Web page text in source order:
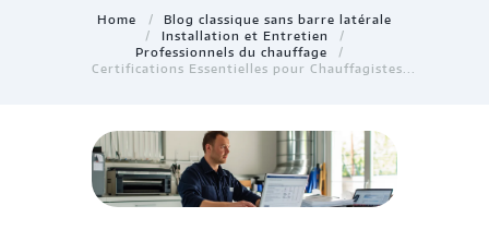
Home
Blog classique sans barre latérale
Installation et Entretien
Professionnels du chauffage
Certifications Essentielles pour Chauffagistes...